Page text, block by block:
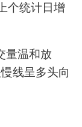
个统计日增
量温和放
线呈多头向